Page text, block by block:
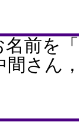
前を
間さん